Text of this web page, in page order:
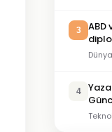
3
ABD
Dünya
4